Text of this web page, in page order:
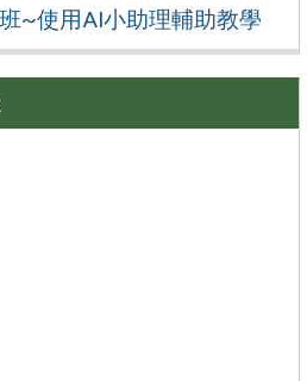
~使用AI小助理輔助教學